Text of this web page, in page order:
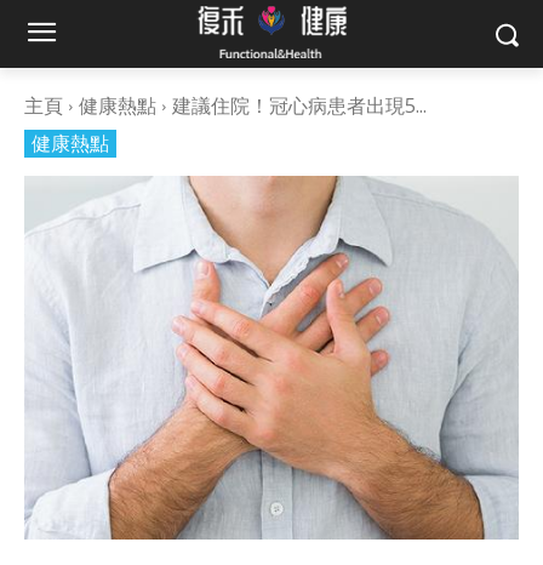
主頁 健康熱點 建議住院！冠心病患者出現5...
健康熱點